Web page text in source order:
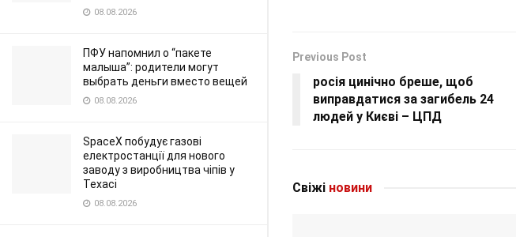
08.08.2026
ПФУ напомнил о “пакете
малыша”: родители могут
выбрать деньги вместо вещей
08.08.2026
SpaceX побудує газові
електростанції для нового
заводу з виробництва чіпів у
Техасі
08.08.2026
Previous Post
росія цинічно бреше, щоб
виправдатися за загибель 24
людей у Києві – ЦПД
Свіжі новини